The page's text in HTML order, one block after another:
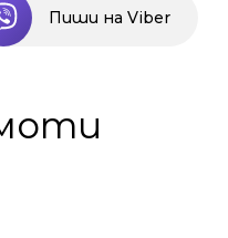
Пиши на Viber